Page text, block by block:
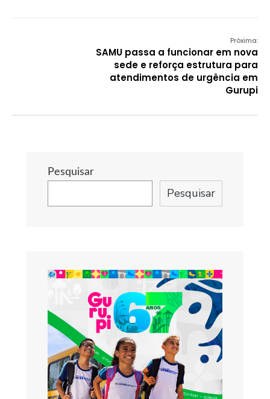
Próxima:
SAMU passa a funcionar em nova
sede e reforça estrutura para
atendimentos de urgência em
Gurupi
Pesquisar
Pesquisar